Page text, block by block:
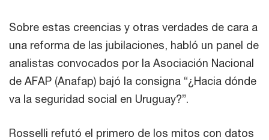
Sobre estas creencias y otras verdades de cara a
una reforma de las jubilaciones, habló un panel de
analistas convocados por la Asociación Nacional
de AFAP (Anafap) bajó la consigna “¿Hacia dónde
va la seguridad social en Uruguay?”.
Rosselli refutó el primero de los mitos con datos